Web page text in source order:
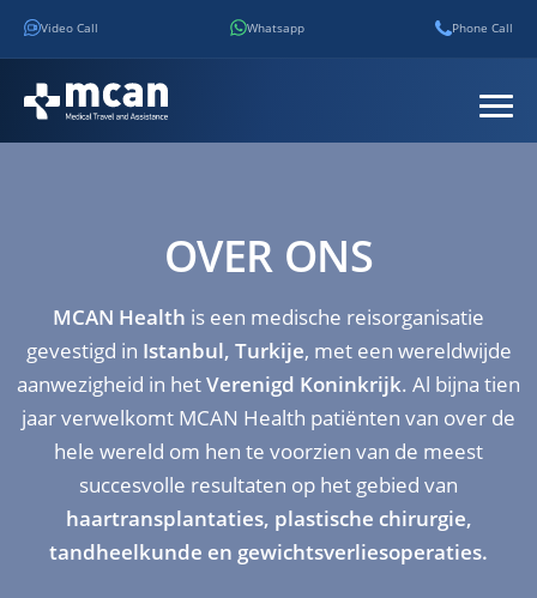
Video Call Whatsapp Phone Call
OVER ONS
MCAN Health is een medische reisorganisatie
gevestigd in Istanbul, Turkije, met een wereldwijde
aanwezigheid in hetVerenigd Koninkrijk. Al bijna tien
jaar verwelkomt MCAN Health patiënten van over de
hele wereld om hen te voorzien van de meest
succesvolle resultaten op het gebied van
haartransplantaties, plastische chirurgie,
tandheelkunde en gewichtsverliesoperaties.